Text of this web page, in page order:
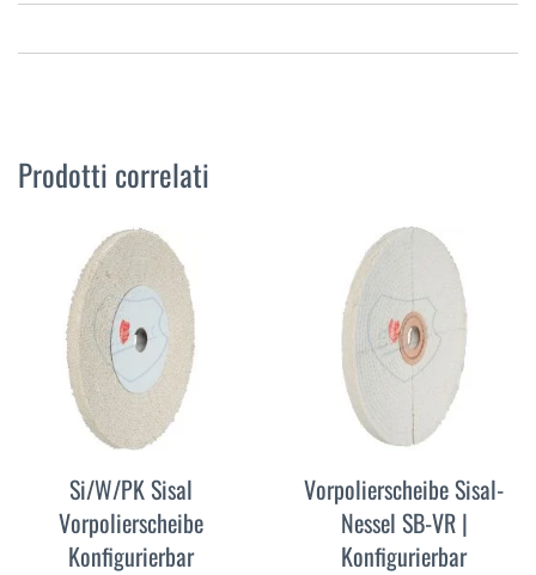
Prodotti correlati
Si/W/PK Sisal
Vorpolierscheibe
Konfigurierbar
Vorpolierscheibe Sisal-
Nessel SB-VR |
Konfigurierbar